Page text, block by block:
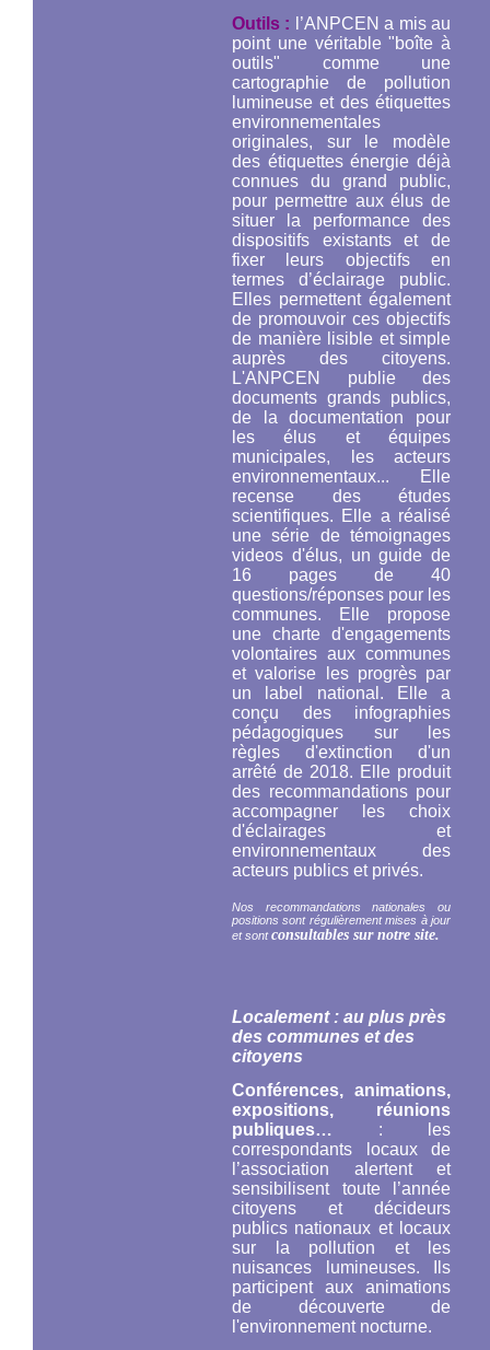
Outils :
l’ANPCEN a mis au
point une véritable "boîte à
outils" comme une
cartographie de pollution
lumineuse et des étiquettes
environnementales
originales, sur le modèle
des étiquettes énergie déjà
connues du grand public,
pour permettre aux élus de
situer la performance des
dispositifs existants et de
fixer leurs objectifs en
termes d’éclairage public.
Elles permettent également
de promouvoir ces objectifs
de manière lisible et simple
auprès des citoyens.
L'ANPCEN publie des
documents grands publics,
de la documentation pour
les élus et équipes
municipales, les acteurs
environnementaux... Elle
recense des études
scientifiques. Elle a réalisé
une série de témoignages
videos d'élus, un guide de
16 pages de 40
questions/réponses pour les
communes. Elle propose
une charte d'engagements
volontaires aux communes
et valorise les progrès par
un label national. Elle a
conçu des infographies
pédagogiques sur les
règles d'extinction d'un
arrêté de 2018. Elle produit
des recommandations pour
accompagner les choix
d'éclairages et
environnementaux des
acteurs publics et privés.
Nos recommandations nationales ou
positions sont régulièrement mises à jour
et sontconsultables sur notre site.
Localement : au plus près
des communes et des
citoyens
Conférences, animations,
expositions, réunions
publiques… : les
correspondants locaux de
l’association alertent et
sensibilisent toute l’année
citoyens et décideurs
publics nationaux et locaux
sur la pollution et les
nuisances lumineuses. Ils
participent aux animations
de découverte de
l'environnement nocturne.